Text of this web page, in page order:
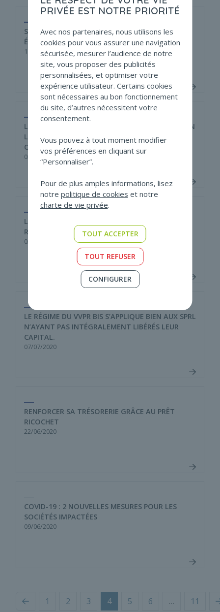
SECONDE VAGUE POUR LES MESURES
ÉCONOMIQUES, FISCALES ET FINANCIÈRES
17/11/2020
LES DÉCLARATIONS FISCALES LORS DE LA MISE EN
LIQUIDATION D’UNE SOCIÉTÉ, UNE ANCIENNE
OBLIGATION REMISE AU GOUT DU JOUR
02/11/2020
LE CHÈQUE CONSOMMATION : UN AVANTAGE
RÉSULTANT DE CETTE PÉRIODE COVID
02/11/2020
LE RÉGIME DU VVPR BIS S’APPLIQUE BIEN AUX SPRL
N’AYANT PAS INTÉGRALEMENT LIBÉRÉS LEUR
CAPITAL.
07/07/2020
RENFORCER SA TRÉSORERIE GRÂCE AU PRÊT
RICOCHET
22/06/2020
COVID-19 : 2 NOUVELLES MESURES POUR LES
SOCIÉTÉS IMPACTÉES
09/06/2020
Précédent
1 2 3 4 5 6 … 11
PRIVÉE EST NOTRE PRIORITÉ
Avec nos partenaires, nous utilisons les
cookies pour vous assurer une navigation
sécurisée, mesurer l’audience de notre
site, vous proposer des publicités
personnalisées, et optimiser votre
expérience utilisateur. Certains cookies
sont nécessaires au bon fonctionnement
du site, d’autres nécessitent votre
consentement.
Vous pouvez à tout moment modifier
vos préférences en cliquant sur
“Personnaliser”.
Pour de plus amples informations, lisez
notre politique de cookies et notre
charte de vie privée.
TOUT ACCEPTER
TOUT REFUSER
CONFIGURER